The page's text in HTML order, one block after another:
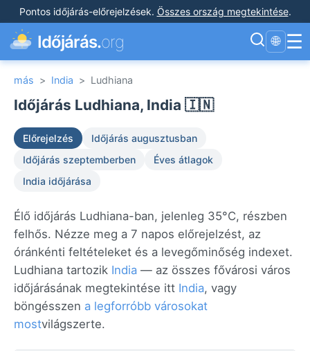
Pontos időjárás-előrejelzések. Összes ország megtekintése.
Időjárás.org 🌐 ☰
más > India > Ludhiana
Időjárás Ludhiana, India 🇮🇳
Előrejelzés
Időjárás augusztusban
Időjárás szeptemberben
Éves átlagok
India időjárása
Élő időjárás Ludhiana-ban, jelenleg 35°C, részben
felhős. Nézze meg a 7 napos előrejelzést, az
óránkénti feltételeket és a levegőminőség indexet.
Ludhiana tartozik India — az összes fővárosi város
időjárásának megtekintése itt India, vagy
böngésszen a legforróbb városokat
mostvilágszerte.